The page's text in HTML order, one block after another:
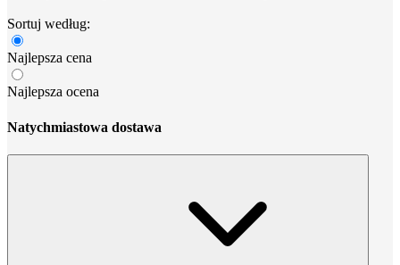
Sortuj według:
Najlepsza cena
Najlepsza ocena
Natychmiastowa dostawa